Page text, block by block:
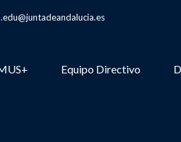
Equipo Directivo